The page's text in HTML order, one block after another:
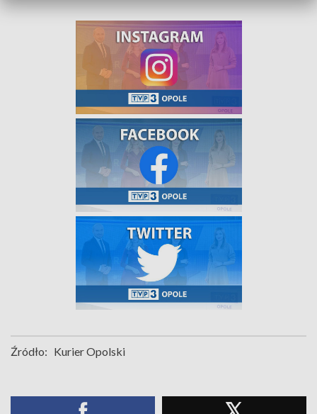
Źródło: Kurier Opolski